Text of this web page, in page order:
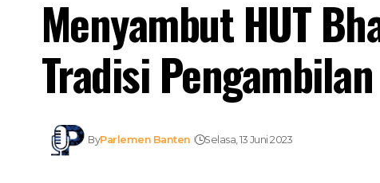
Menyambut HUT
Tradisi
ByParlemen Banten Selasa, 13 Juni 2023